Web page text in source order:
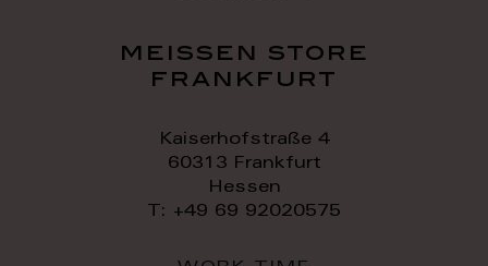
meissen store
frankfurt
Kaiserhofstraße 4
60313 Frankfurt
Hessen
T: +49 69 92020575